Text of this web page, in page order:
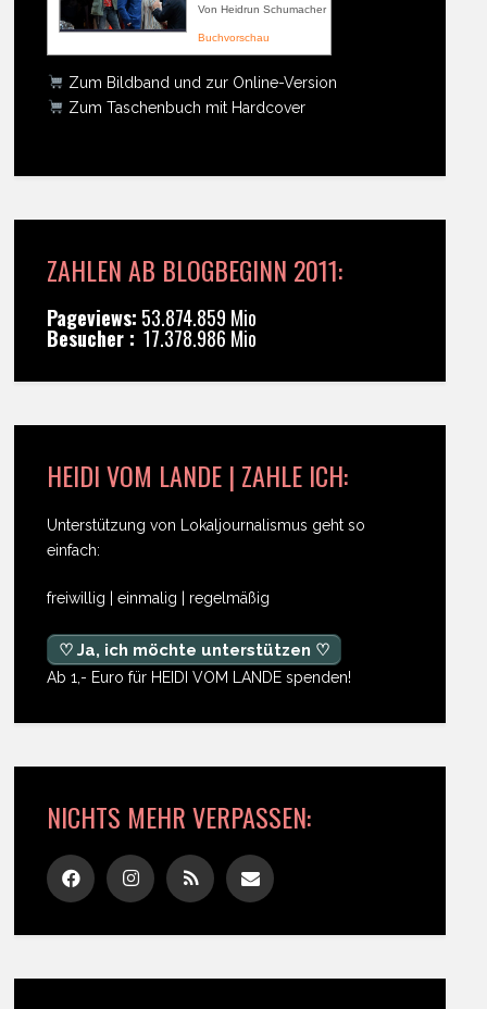
Von Heidrun Schumacher
Buchvorschau
Zum Bildband und zur Online-Version
Zum Taschenbuch mit Hardcover
ZAHLEN AB BLOGBEGINN 2011:
Pageviews: 53.874.859 Mio
Besucher : 17.378.986 Mio
HEIDI VOM LANDE | ZAHLE ICH:
Unterstützung von Lokaljournalismus geht so
einfach:
freiwillig | einmalig | regelmäßig
♡ Ja, ich möchte unterstützen ♡
Ab 1,- Euro für HEIDI VOM LANDE spenden!
NICHTS MEHR VERPASSEN: